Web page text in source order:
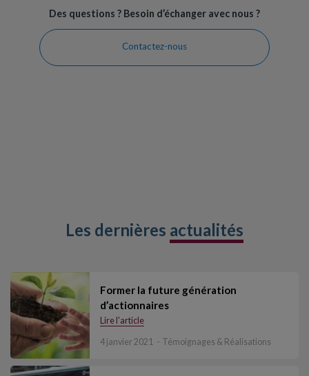
Des questions ? Besoin d’échanger avec nous ?
Contactez-nous
Les dernières actualités
Former la future génération
d’actionnaires
Lire l'article
4 janvier 2021 Témoignages & Réalisations